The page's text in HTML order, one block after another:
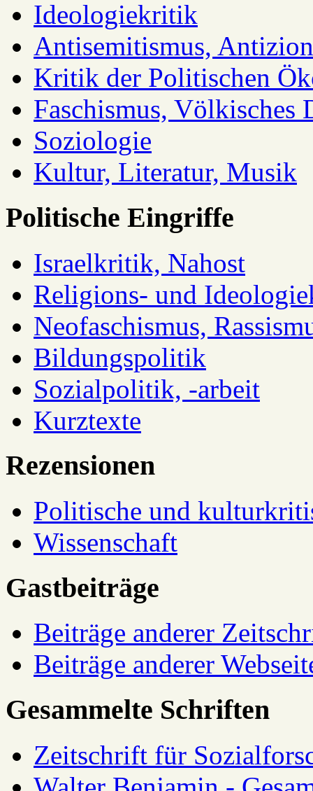
Ideologiekritik
Antisemitismus,
Kritik der Politischen
Faschismus, Völkisches
Soziologie
Kultur, Literatur, Musik
Politische Eingriffe
Israelkritik, Nahost
Religions- und
Neofaschismus,
Bildungspolitik
Sozialpolitik, -arbeit
Kurztexte
Rezensionen
Politische und
Wissenschaft
Gastbeiträge
Beiträge anderer
Beiträge anderer
Gesammelte Schriften
Zeitschrift für